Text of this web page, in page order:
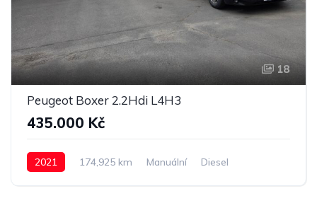
18
Peugeot Boxer 2.2Hdi L4H3
435.000 Kč
2021 174,925 km Manuální Diesel